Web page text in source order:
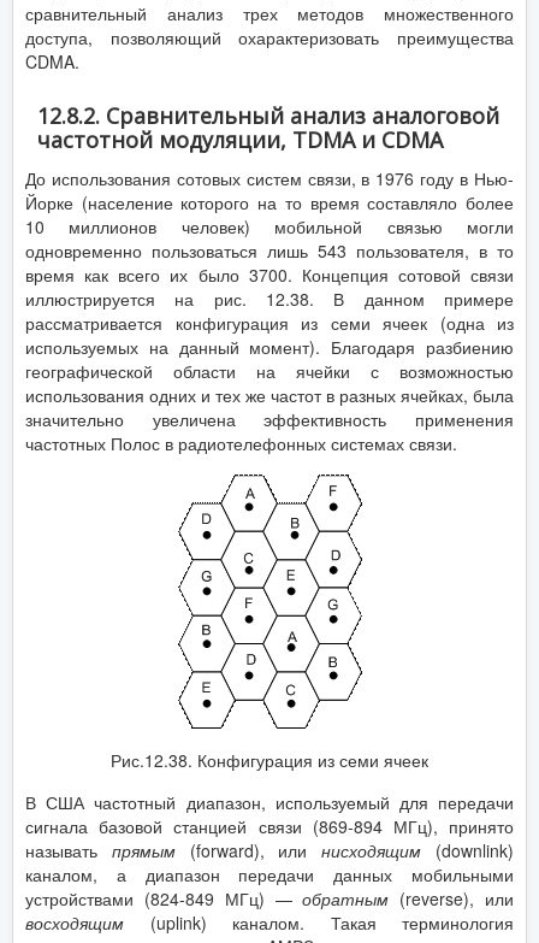
сравнительный анализ трех методов множественного
доступа, позволяющий охарактеризовать преимущества
CDMA.
12.8.2. Сравнительный анализ аналоговой
частотной модуляции, ТDМА и CDMA
До использования сотовых систем связи, в 1976 году в Нью-
Йорке (население которого на то время составляло более
10 миллионов человек) мобильной связью могли
одновременно пользоваться лишь 543 пользователя, в то
время как всего их было 3700. Концепция сотовой связи
иллюстрируется на рис. 12.38. В данном примере
рассматривается конфигурация из семи ячеек (одна из
используемых на данный момент). Благодаря разбиению
географической области на ячейки с возможностью
использования одних и тех же частот в разных ячейках, была
значительно увеличена эффективность применения
частотных Полос в радиотелефонных системах связи.
Рис.12.38. Конфигурация из семи ячеек
В США частотный диапазон, используемый для передачи
сигнала базовой станцией связи (869-894 МГц), принято
называть прямым (forward), илинисходящим (downlink)
каналом, а диапазон передачи данных мобильными
устройствами (824-849 МГц) —обратным (reverse), или
восходящим (uplink) каналом. Такая терминология